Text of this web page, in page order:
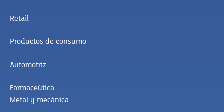
Retail
Productos de consumo
Automotriz
Farmaceútica
Metal y mecánica